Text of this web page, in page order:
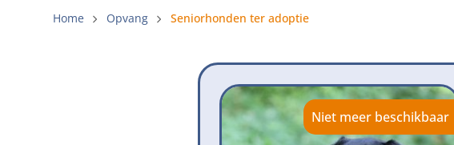
Gemeentelijk meldpunt
Bescherming tegen
Home Opvang Seniorhonden ter adoptie
Niet meer beschikbaar